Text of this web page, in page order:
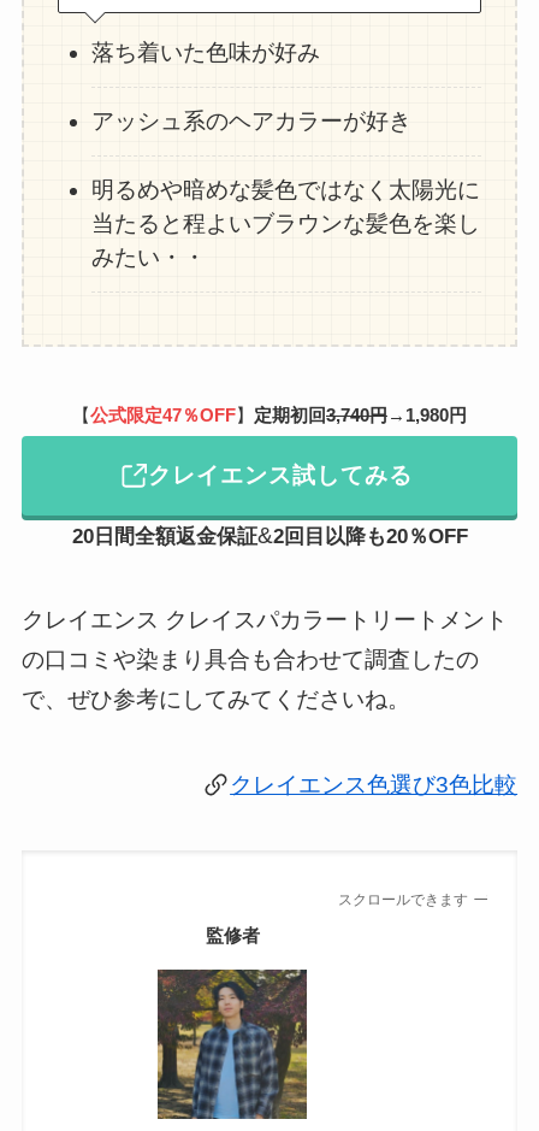
落ち着いた色味が好み
アッシュ系のヘアカラーが好き
明るめや暗めな髪色ではなく太陽光に
当たると程よいブラウンな髪色を楽し
みたい・・
【公式限定47％OFF】 定期初回3,740円→ 1,980円
クレイエンス試してみる
20日間全額返金保証&2回目以降も20％OFF
クレイエンス クレイスパカラートリートメント
の口コミや染まり具合も合わせて調査したの
で、ぜひ参考にしてみてくださいね。
クレイエンス色選び3色比較
スクロールできます
監修者